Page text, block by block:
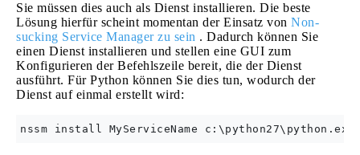
Sie müssen dies auch als Dienst installieren. Die beste
Lösung hierfür scheint momentan der Einsatz von Non-
sucking Service Manager zu sein . Dadurch können Sie
einen Dienst installieren und stellen eine GUI zum
Konfigurieren der Befehlszeile bereit, die der Dienst
ausführt. Für Python können Sie dies tun, wodurch der
Dienst auf einmal erstellt wird: